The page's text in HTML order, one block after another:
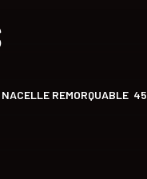
NACELLE REMORQUABLE 45